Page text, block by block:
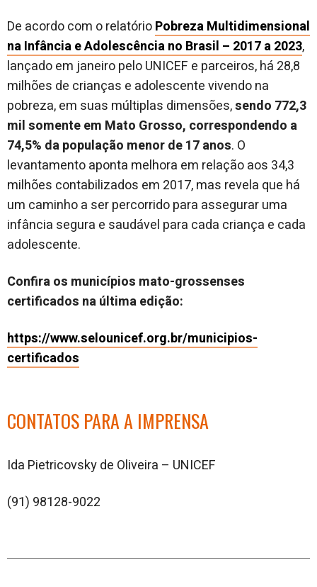
De acordo com o relatórioPobreza Multidimensional
na Infância e Adolescência no Brasil – 2017 a 2023,
lançado em janeiro pelo UNICEF e parceiros, há 28,8
milhões de crianças e adolescente vivendo na
pobreza, em suas múltiplas dimensões,sendo 772,3
mil somente em Mato Grosso, correspondendo a
74,5% da população menor de 17 anos. O
levantamento aponta melhora em relação aos 34,3
milhões contabilizados em 2017, mas revela que há
um caminho a ser percorrido para assegurar uma
infância segura e saudável para cada criança e cada
adolescente.
Confira os municípios mato-grossenses
certificados na última edição:
https://www.selounicef.org.br/municipios-
certificados
CONTATOS PARA A IMPRENSA
Ida Pietricovsky de Oliveira – UNICEF
(91) 98128-9022